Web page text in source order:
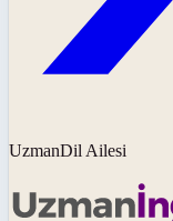
UzmanDil Ailesi